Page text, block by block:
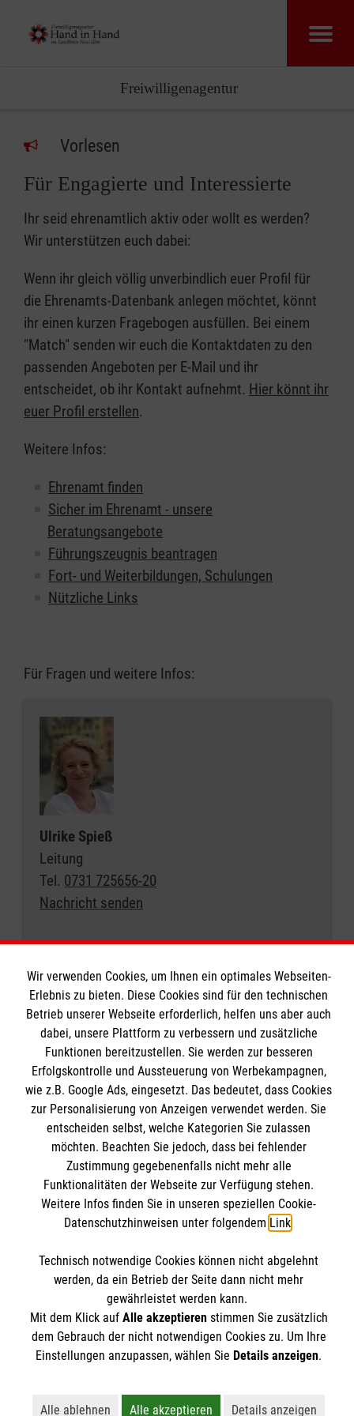
Freiwilligenagentur
Vorlesen
Für Engagierte und Interessierte
Ihr seid ehrenamtlich aktiv oder wollt es werden?
Wir unterstützen euch dabei:
Wenn ihr gleich völlig unverbindlich euer Profil für
die Ehrenamts-Datenbank anlegen möchtet, könnt
ihr einen kurzen Fragebogen ausfüllen. Bei einem
"Match" senden wir euch die Kontaktdaten zu den
passenden Angeboten per E-Mail und ihr
entscheidet, ob ihr Kontakt aufnehmt. Hier könnt ihr
euer Profil erstellen.
Weitere Infos:
Ehrenamt finden
Sicher im Ehrenamt - unsere
Beratungsangebote
Führungszeugnis beantragen
Fort- und Weiterbildungen, Schulungen
Nützliche Links
Für Fragen und weitere Infos:
Ulrike Spieß
Leitung
Tel. 0731 725656-20
Nachricht senden
Informationen
Kontakt
Impressum
Barrierefreiheit
Soziale Netzwerke
Wir verwenden Cookies, um Ihnen ein optimales Webseiten-
Erlebnis zu bieten. Diese Cookies sind für den technischen
Betrieb unserer Webseite erforderlich, helfen uns aber auch
dabei, unsere Plattform zu verbessern und zusätzliche
Funktionen bereitzustellen. Sie werden zur besseren
Erfolgskontrolle und Aussteuerung von Werbekampagnen,
wie z.B. Google Ads, eingesetzt. Das bedeutet, dass Cookies
zur Personalisierung von Anzeigen verwendet werden. Sie
entscheiden selbst, welche Kategorien Sie zulassen
möchten. Beachten Sie jedoch, dass bei fehlender
Zustimmung gegebenenfalls nicht mehr alle
Funktionalitäten der Webseite zur Verfügung stehen.
Weitere Infos finden Sie in unseren speziellen Cookie-
Datenschutzhinweisen unter folgendem Link.
Technisch notwendige Cookies können nicht abgelehnt
werden, da ein Betrieb der Seite dann nicht mehr
gewährleistet werden kann.
Mit dem Klick auf Alle akzeptierenstimmen Sie zusätzlich
dem Gebrauch der nicht notwendigen Cookies zu. Um Ihre
Einstellungen anzupassen, wählen Sie Details anzeigen.
Alle ablehnen Alle akzeptieren Details anzeigen